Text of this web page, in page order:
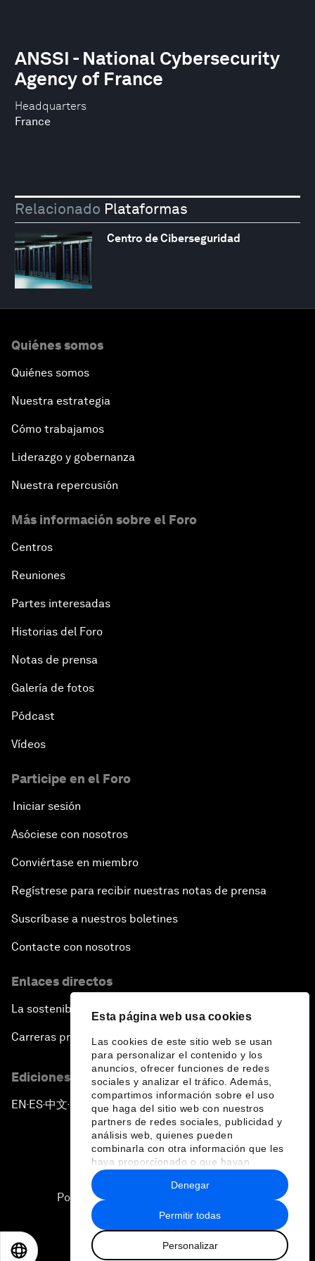
Esta página web usa cookies
Las cookies de este sitio web se usan
para personalizar el contenido y los
anuncios, ofrecer funciones de redes
sociales y analizar el tráfico. Además,
compartimos información sobre el uso
que haga del sitio web con nuestros
partners de redes sociales, publicidad y
análisis web, quienes pueden
combinarla con otra información que les
haya proporcionado o que hayan
recopilado a partir del uso que haya
hecho de sus servicios.
Permitir todas
Personalizar
Denegar
Headquarters
France
ANSSI - National Cybersecurity
Agency of France
Relacionado Plataformas
Centro de Ciberseguridad
Quiénes somos
Quiénes somos
Nuestra estrategia
Cómo trabajamos
Liderazgo y gobernanza
Nuestra repercusión
Más información sobre el Foro
Centros
Reuniones
Partes interesadas
Historias del Foro
Notas de prensa
Galería de fotos
Pódcast
Vídeos
Participe en el Foro
Iniciar sesión
Asóciese con nosotros
Conviértase en miembro
Regístrese para recibir nuestras notas de prensa
Suscríbase a nuestros boletines
Contacte con nosotros
Enlaces directos
La sostenibilidad en el Foro
Carreras profesionales
Ediciones en otros idiomas
EN ▪ES▪中文▪ 日本語
Política de privacidad y normas de uso
Sitemap
2026 Foro Económico Mundial